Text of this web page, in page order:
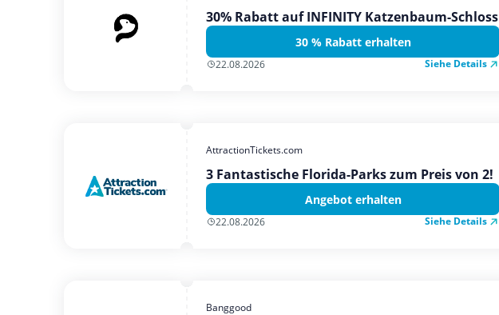
30% Rabatt auf INFINITY Katzenbaum-Schloss
30 % Rabatt erhalten
22.08.2026 Siehe Details
AttractionTickets.com
3 Fantastische Florida-Parks zum Preis von 2!
Angebot erhalten
22.08.2026 Siehe Details
Banggood